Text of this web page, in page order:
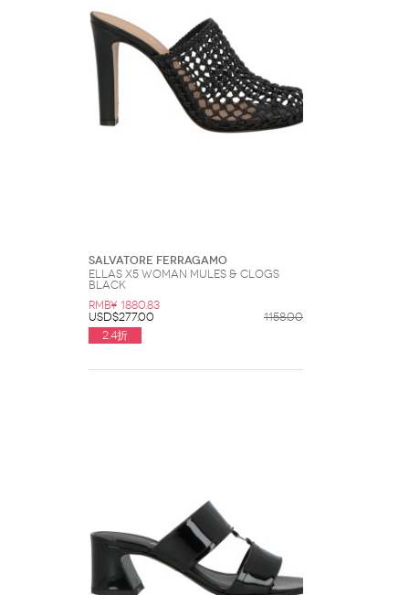
Salvatore Ferragamo
Ellas X5 Woman Mules & Clogs
Black
RMB¥ 1880.83
USD$277.00
1158.00
2.4折